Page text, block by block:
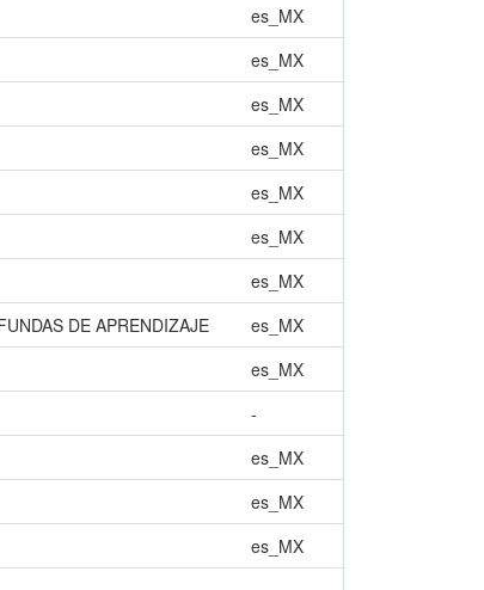
es_MX
es_MX
es_MX
es_MX
es_MX
es_MX
es_MX
DE APRENDIZAJE
es_MX
es_MX
-
es_MX
es_MX
es_MX